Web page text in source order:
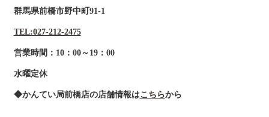
群馬県前橋市野中町91-1
TEL:027-212-2475
営業時間：10：00～19：00
水曜定休
◆かんてい局前橋店の店舗情報はこちらから